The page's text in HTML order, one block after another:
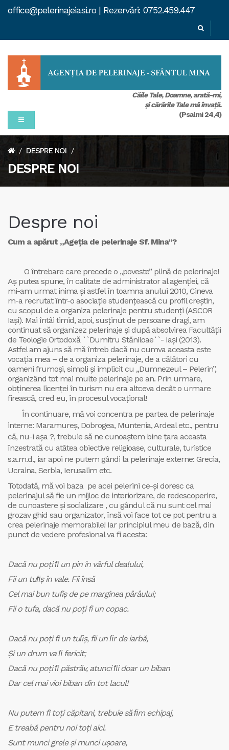
office@pelerinajeiasi.ro | Rezervări: 0752.459.447
Căile Tale, Doamne, arată-mi,
şi cărările Tale mă învaţă.
(Psalmi 24,4)
/ DESPRE NOI /
DESPRE NOI
Despre noi
Cum a apărut „Ageţia de pelerinaje Sf. Mina”?
O întrebare care precede o „poveste” plină de pelerinaje!
Aş putea spune, în calitate de administrator al agenţiei, că
mi-am urmat inima şi astfel în toamna anului 2010, Cineva
m-a recrutat într-o asociaţie studenţească cu profil creştin,
cu scopul de a organiza pelerinaje pentru studenţi (ASCOR
Iași). Mai întâi timid, apoi, susţinut de persoane dragi, am
continuat să organizez pelerinaje şi după absolvirea Facultăţii
de Teologie Ortodoxă ``Dumitru Stăniloae``- Iaşi (2013).
Astfel am ajuns să mă întreb dacă nu cumva aceasta este
vocaţia mea – de a organiza pelerinaje, de a călători cu
oameni frumoşi, simpli şi implicit cu „Dumnezeul – Pelerin”,
organizând tot mai multe pelerinaje pe an. Prin urmare,
obţinerea licenţei în turism nu era altceva decât o urmare
firească, cred eu, în procesul vocaţional!
În continuare, mă voi concentra pe partea de pelerinaje
interne: Maramureş, Dobrogea, Muntenia, Ardeal etc., pentru
că, nu-i aşa ?, trebuie să ne cunoaştem bine ţara aceasta
înzestrată cu atâtea obiective religioase, culturale, turistice
s.a.m.d., iar apoi ne putem gândi la pelerinaje externe: Grecia,
Ucraina, Serbia, Ierusalim etc.
Totodată, mă voi baza pe acei pelerini ce-și doresc ca
pelerinajul să fie un mijloc de interiorizare, de redescoperire,
de cunoastere și socializare , cu gândul că nu sunt cel mai
grozav ghid sau organizator, însă voi face tot ce pot pentru a
crea pelerinaje memorabile! Iar principiul meu de bază, din
punct de vedere profesional va fi acesta:
Dacă nu poţi ﬁ un pin în vârful dealului,
Fii un tuﬁş în vale. Fii însă
Cel mai bun tufiş de pe marginea pârâului;
Fii o tufa, dacã nu poţi fi un copac.
Dacă nu poţi fi un tuﬁş, fii un ﬁr de iarbă,
Şi un drum va ﬁ fericit;
Dacă nu poţi ﬁ păstrăv, atunci ﬁi doar un biban
Dar cel mai vioi biban din tot lacul!
Nu putem fi toţi căpitani, trebuie să ﬁm echipaj,
E treabă pentru noi toţi aici.
Sunt munci grele şi munci uşoare,